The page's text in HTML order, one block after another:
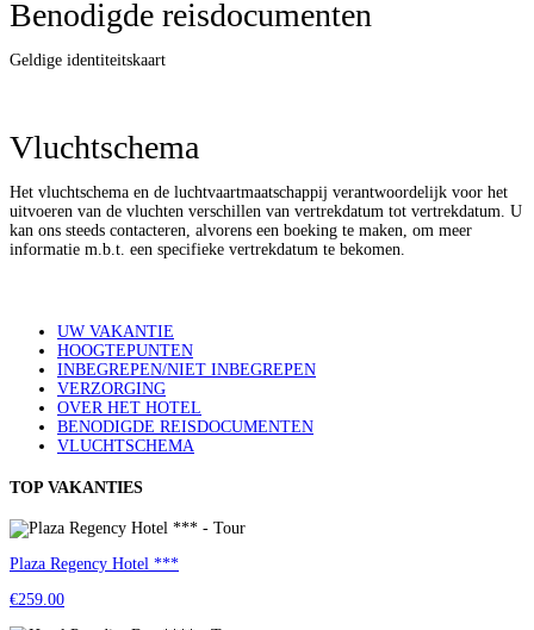
Benodigde reisdocumenten
Geldige identiteitskaart
Vluchtschema
Het vluchtschema en de luchtvaartmaatschappij verantwoordelijk voor het
uitvoeren van de vluchten verschillen van vertrekdatum tot vertrekdatum. U
kan ons steeds contacteren, alvorens een boeking te maken, om meer
informatie m.b.t. een specifieke vertrekdatum te bekomen.
UW VAKANTIE
HOOGTEPUNTEN
INBEGREPEN/NIET INBEGREPEN
VERZORGING
OVER HET HOTEL
BENODIGDE REISDOCUMENTEN
VLUCHTSCHEMA
TOP VAKANTIES
Plaza Regency Hotel ***
€259.00